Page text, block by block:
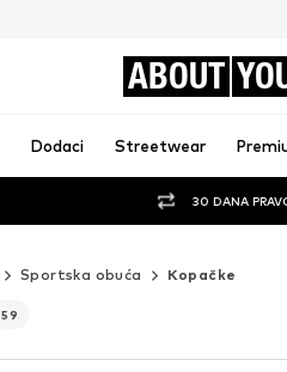
ABOUT
Dodaci Streetwear
30 DANA
Sportska obuća Kopačke
59